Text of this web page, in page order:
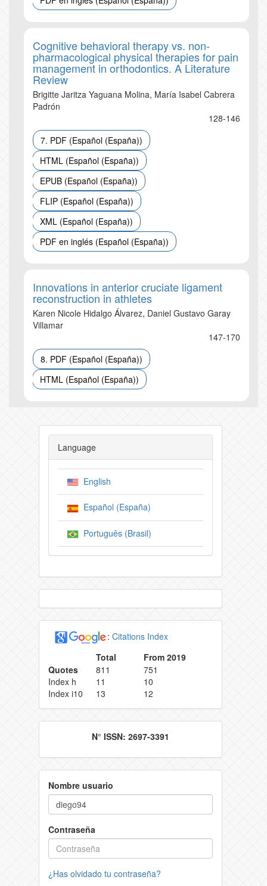
Cognitive behavioral therapy vs. non-
pharmacological physical therapies for pain
management in orthodontics. A Literature
Review
Brigitte Jaritza Yaguana Molina, María Isabel Cabrera
Padrón
128-146
7. PDF (Español (España))
HTML (Español (España))
EPUB (Español (España))
FLIP (Español (España))
XML (Español (España))
PDF en inglés (Español (España))
Innovations in anterior cruciate ligament
reconstruction in athletes
Karen Nicole Hidalgo Álvarez, Daniel Gustavo Garay
Villamar
147-170
8. PDF (Español (España))
HTML (Español (España))
Language
English
Español (España)
Português (Brasil)
: Citations Index
Total
From 2019
Quotes
811
751
Index h
11
10
Index i10
13 12
N° ISSN: 2697-3391
Nombre usuario
Contraseña
¿Has olvidado tu contraseña?